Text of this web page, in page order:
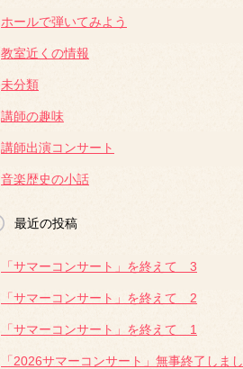
ホールで弾いてみよう
教室近くの情報
未分類
講師の趣味
講師出演コンサート
音楽歴史の小話
最近の投稿
「サマーコンサート」を終えて 3
「サマーコンサート」を終えて 2
「サマーコンサート」を終えて 1
「2026サマーコンサート」無事終了しまし